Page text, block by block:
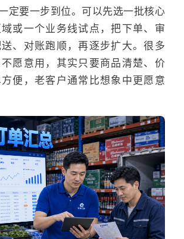
定要一步到位。可以先选一批核心
或一个业务线试点，把下单、审
、对账跑顺，再逐步扩大。很多
愿意用，其实只要商品清楚、价
便，老客户通常比想象中更愿意